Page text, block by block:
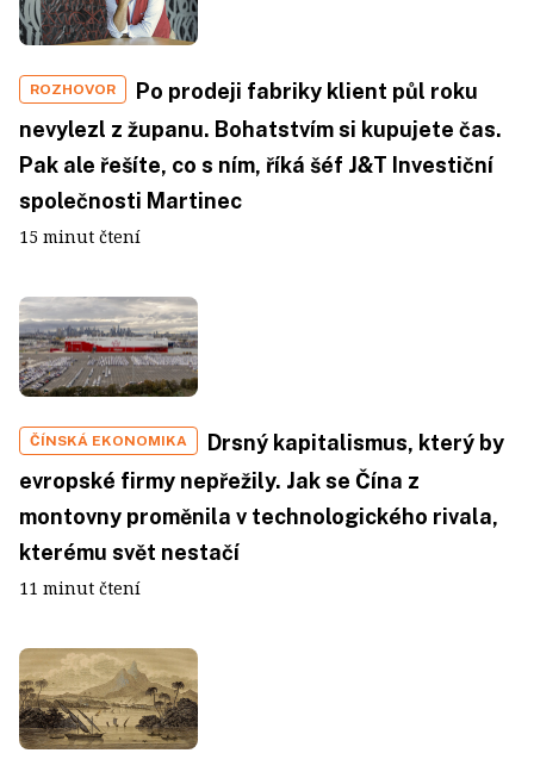
ROZHOVOR
Po prodeji fabriky klient půl roku
nevylezl z županu. Bohatstvím si kupujete čas.
Pak ale řešíte, co s ním, říká šéf J&T Investiční
společnosti Martinec
15 minut čtení
ČÍNSKÁ EKONOMIKA
Drsný kapitalismus, který by
evropské firmy nepřežily. Jak se Čína z
montovny proměnila v technologického rivala,
kterému svět nestačí
11 minut čtení